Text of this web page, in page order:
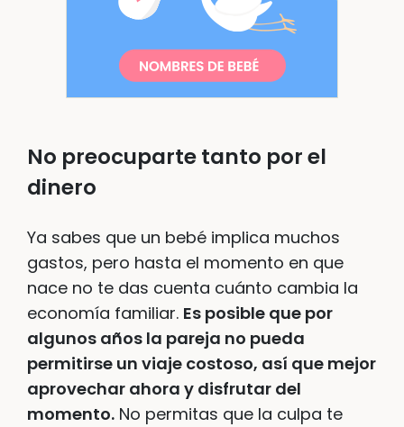
No preocuparte tanto por el
dinero
Ya sabes que un bebé implica muchos
gastos, pero hasta el momento en que
nace no te das cuenta cuánto cambia la
economía familiar. Es posible que por
algunos años la pareja no pueda
permitirse un viaje costoso, así que mejor
aprovechar ahora y disfrutar del
momento. No permitas que la culpa te